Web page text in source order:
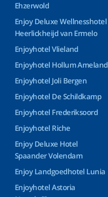
Ehzerwold
Enjoy Deluxe Wellnesshotel
Heerlickheijd van Ermelo
Enjoyhotel Vlieland
Enjoyhotel Hollum Ameland
Enjoyhotel Joli Bergen
Enjoyhotel De Schildkamp
Enjoyhotel Frederiksoord
Enjoyhotel Riche
Enjoy Deluxe Hotel
Spaander Volendam
Enjoy Landgoedhotel Lunia
Enjoyhotel Astoria